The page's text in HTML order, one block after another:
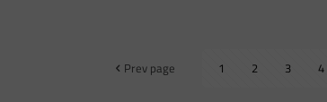
Prev page 1 2 3 4